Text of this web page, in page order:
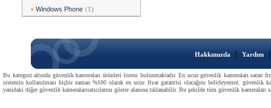
Windows Phone (1)
Hakkımızda | Yardım
Bu kategori altında güvenlik kameraları ürünleri listesi bulunmaktadır. En ucuz güvenlik kameraları
sistemin kullanılması hiçbir zaman %100 olarak en ucuz fiyat garantisi olacağını belirleyemez. güvenlik
yanidaki diğer güvenlik kameralarısatıcılarını göster alanına tıklanabilir. Bu şekilde tüm güvenlik kameraları